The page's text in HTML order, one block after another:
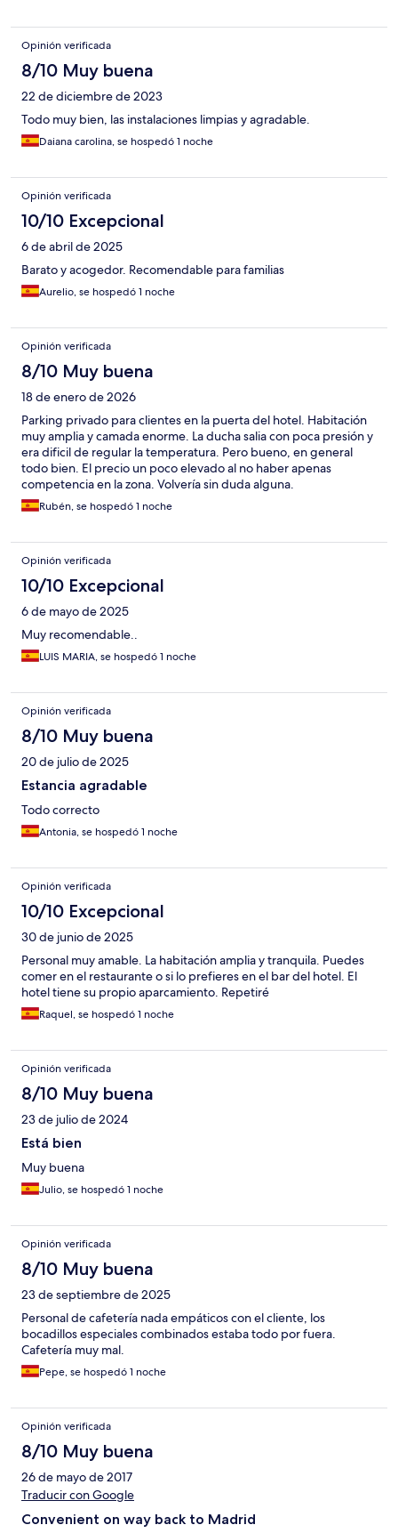
Opinión verificada
8/10 Muy buena
22 de diciembre de 2023
Todo muy bien, las instalaciones limpias y agradable.
Daiana carolina, se hospedó 1 noche
Opinión verificada
10/10 Excepcional
6 de abril de 2025
Barato y acogedor. Recomendable para familias
Aurelio, se hospedó 1 noche
Opinión verificada
8/10 Muy buena
18 de enero de 2026
Parking privado para clientes en la puerta del hotel. Habitación
muy amplia y camada enorme. La ducha salia con poca presión y
era dificil de regular la temperatura. Pero bueno, en general
todo bien. El precio un poco elevado al no haber apenas
competencia en la zona. Volvería sin duda alguna.
Rubén, se hospedó 1 noche
Opinión verificada
10/10 Excepcional
6 de mayo de 2025
Muy recomendable..
LUIS MARIA, se hospedó 1 noche
Opinión verificada
8/10 Muy buena
20 de julio de 2025
Estancia agradable
Todo correcto
Antonia, se hospedó 1 noche
Opinión verificada
10/10 Excepcional
30 de junio de 2025
Personal muy amable. La habitación amplia y tranquila. Puedes
comer en el restaurante o si lo prefieres en el bar del hotel. El
hotel tiene su propio aparcamiento. Repetiré
Raquel, se hospedó 1 noche
Opinión verificada
8/10 Muy buena
23 de julio de 2024
Está bien
Muy buena
Julio, se hospedó 1 noche
Opinión verificada
8/10 Muy buena
23 de septiembre de 2025
Personal de cafetería nada empáticos con el cliente, los
bocadillos especiales combinados estaba todo por fuera.
Cafetería muy mal.
Pepe, se hospedó 1 noche
Opinión verificada
8/10 Muy buena
26 de mayo de 2017
Traducir con Google
Convenient on way back to Madrid